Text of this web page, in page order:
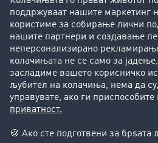
Преку клиенти до нови клиенти
Успешни приказни
Поддршка
Поддршка
Правни прашања